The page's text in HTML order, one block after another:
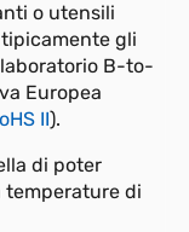
o utensili
gli
B-to-
Europea
II).
di poter
temperature di